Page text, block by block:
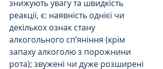
знижують увагу та швидкість
реакції, є: наявність однієї чи
декількох ознак стану
алкогольного сп’яніння (крім
запаху алкоголю з порожнини
рота); звужені чи дуже розширені